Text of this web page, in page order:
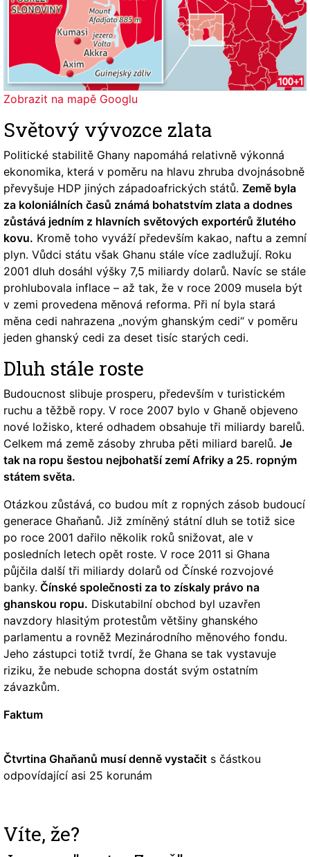
Zobrazit na mapě Googlu
Světový vývozce zlata
Politické stabilitě Ghany napomáhá relativně výkonná
ekonomika, která v poměru na hlavu zhruba dvojnásobně
převyšuje HDP jiných západoafrických států. Země byla
za koloniálních časů známá bohatstvím zlata a dodnes
zůstává jedním z hlavních světových exportérů žlutého
kovu. Kromě toho vyváží především kakao, naftu a zemní
plyn. Vůdci státu však Ghanu stále více zadlužují. Roku
2001 dluh dosáhl výšky 7,5 miliardy dolarů. Navíc se stále
prohlubovala inflace – až tak, že v roce 2009 musela být
v zemi provedena měnová reforma. Při ní byla stará
měna cedi nahrazena „novým ghanským cedi“ v poměru
jeden ghanský cedi za deset tisíc starých cedi.
Dluh stále roste
Budoucnost slibuje prosperu, především v turistickém
ruchu a těžbě ropy. V roce 2007 bylo v Ghaně objeveno
nové ložisko, které odhadem obsahuje tři miliardy barelů.
Celkem má země zásoby zhruba pěti miliard barelů. Je
tak na ropu šestou nejbohatší zemí Afriky a 25. ropným
státem světa.
Otázkou zůstává, co budou mít z ropných zásob budoucí
generace Ghaňanů. Již zmíněný státní dluh se totiž sice
po roce 2001 dařilo několik roků snižovat, ale v
posledních letech opět roste. V roce 2011 si Ghana
půjčila další tři miliardy dolarů od Čínské rozvojové
banky. Čínské společnosti za to získaly právo na
ghanskou ropu. Diskutabilní obchod byl uzavřen
navzdory hlasitým protestům většiny ghanského
parlamentu a rovněž Mezinárodního měnového fondu.
Jeho zástupci totiž tvrdí, že Ghana se tak vystavuje
riziku, že nebude schopna dostát svým ostatním
závazkům.
Faktum
Čtvrtina Ghaňanů musí denně vystačit s částkou
odpovídající asi 25 korunám
Víte, že?